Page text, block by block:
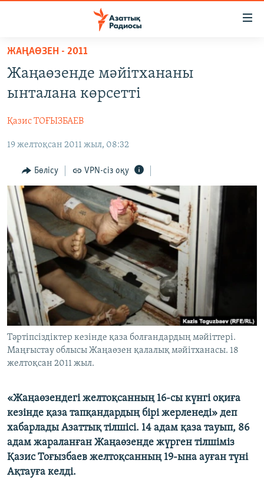
Skip
main
content
to
Navigation
Search
САЯСАТ
ҚАҢТАР ОҚИҒАСЫ
АДАМ ҚҰҚЫҚТАРЫ
ӘЛЕУМЕТ
ӘЛЕМ
АРНАЙЫ ЖОБАЛАР
Русский
ЖАЗЫЛЫҢЫЗ
Басқа тілдерде
ЖАҢАӨЗЕН - 2011
Жаңаөзенде мәйітхананы
ынталана көрсетті
Қазис ТОҒЫЗБАЕВ
19 желтоқсан 2011 жыл, 08:32
Бөлісу VPN-сіз оқу
Тәртіпсіздіктер кезінде қаза болғандардың мәйіттері.
Маңғыстау облысы Жаңаөзен қалалық мәйітханасы. 18
желтоқсан 2011 жыл.
«Жаңаөзендегі желтоқсанның 16-сы күнгі оқиға
кезінде қаза тапқандардың бірі жерленеді» деп
хабарлады Азаттық тілшісі. 14 адам қаза тауып, 86
адам жараланған Жаңаөзенде жүрген тілшіміз
Қазис Тоғызбаев желтоқсанның 19-ына ауған түні
Ақтауға келді.